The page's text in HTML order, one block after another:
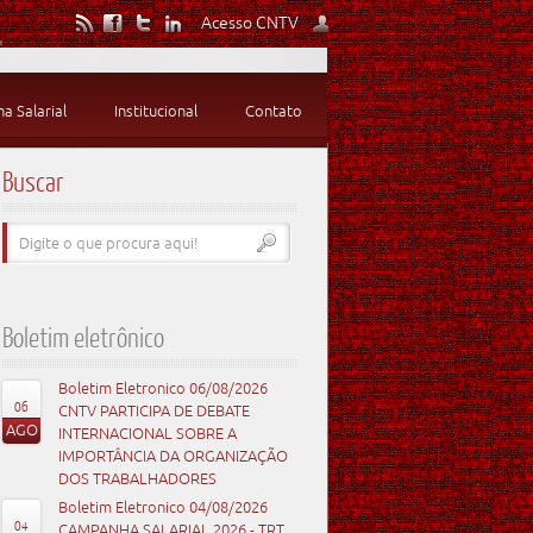
Acesso CNTV
Salarial Institucional Contato
Buscar
Boletim eletrônico
06
AGO
Boletim Eletronico 06/08/2026
CNTV PARTICIPA DE DEBATE
INTERNACIONAL SOBRE A
IMPORTÂNCIA DA ORGANIZAÇÃO
DOS TRABALHADORES
04
Boletim Eletronico 04/08/2026